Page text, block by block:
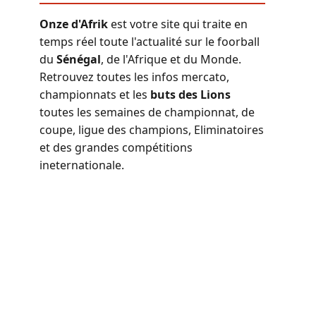
Onze d'Afrikest votre site qui traite en
temps réel toute l'actualité sur le foorball
du Sénégal, de l'Afrique et du Monde.
Retrouvez toutes les infos mercato,
championnats et les buts des Lions
toutes les semaines de championnat, de
coupe, ligue des champions, Eliminatoires
et des grandes compétitions
ineternationale.